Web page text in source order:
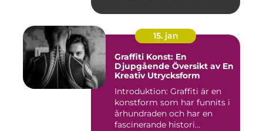
15. jan
Graffiti Konst: En
Djupgående Översikt av En
Kreativ Utrycksform
Introduktion: Graffiti är en
konstform som har funnits i
århundraden och har en
fascinerande histori...